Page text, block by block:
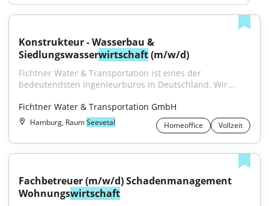
Konstrukteur - Wasserbau &
Siedlungswasserwirtschaft (m/w/d)
Fichtner Water & Transportation ist eines der
bedeutendsten Ingenieurbüros in Deutschland. Wir...
Fichtner Water & Transportation GmbH
Hamburg, RaumSeevetal Homeoffice Vollzeit
Fachbetreuer (m/w/d) Schadenmanagement
Wohnungswirtschaft